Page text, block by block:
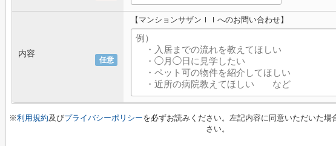
任意
内容
【マンションサザンＩＩへのお問い合わせ】
※利用規約及びプライバシーポリシーを必ずお読みください。左記内容に同意いただいた場
さい。